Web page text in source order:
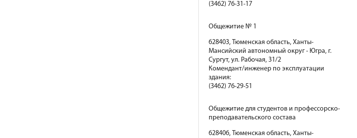
(3462) 76-31-17
Общежитие № 1
628403, Тюменская область, Ханты-
Мансийский автономный округ - Югра, г.
Сургут, ул. Рабочая, 31/2
Комендант/инженер по эксплуатации
здания:
(3462) 76-29-51
Общежитие для студентов и профессорско-
преподавательского состава
628406, Тюменская область, Ханты-